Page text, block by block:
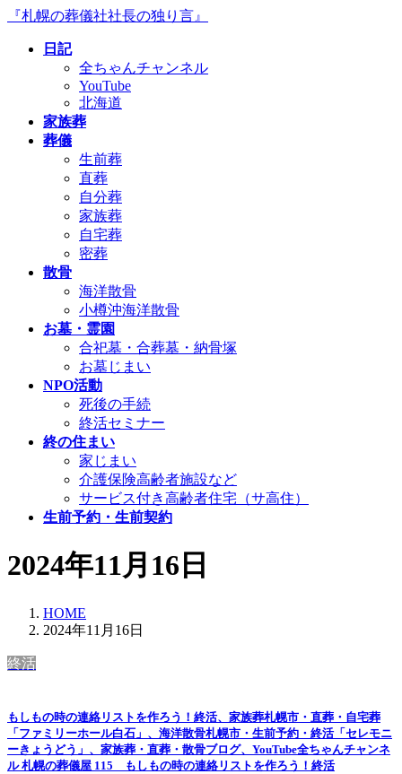
コ
ナ
『札幌の葬儀社社長の独り言』
日記
全ちゃんチャンネル
YouTube
北海道
家族葬
葬儀
生前葬
直葬
自分葬
家族葬
自宅葬
密葬
散骨
海洋散骨
小樽沖海洋散骨
お墓・霊園
合祀墓・合葬墓・納骨塚
お墓じまい
NPO活動
死後の手続
終活セミナー
終の住まい
家じまい
介護保険高齢者施設など
サービス付き高齢者住宅（サ高住）
生前予約・生前契約
2024年11月16日
HOME
2024年11月16日
終活
もしもの時の連絡リストを作ろう！終活、家族葬札幌市・直葬・自宅葬
「ファミリーホール白石」、海洋散骨札幌市・生前予約・終活「セレモニ
ーきょうどう」、家族葬・直葬・散骨ブログ、YouTube全ちゃんチャンネ
ル 札幌の葬儀屋 115 もしもの時の連絡リストを作ろう！終活